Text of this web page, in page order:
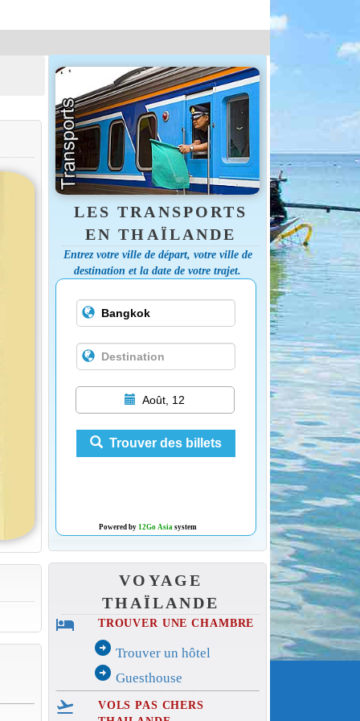
LES TRANSPORTS
EN THAÏLANDE
Entrez votre ville de départ, votre ville de
destination et la date de votre trajet.
Août, 12
Trouver des billets
Powered by 12Go Asiasystem
VOYAGE
THAÏLANDE
hotel TROUVER UNE CHAMBRE
arrow_circle_right Trouver un hôtel
arrow_circle_right Guesthouse
flight_takeoff
VOLS PAS CHERS